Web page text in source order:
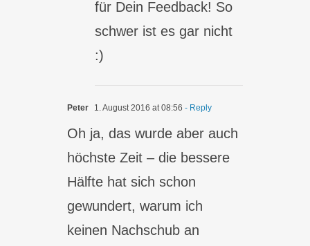
für Dein Feedback! So
schwer ist es gar nicht
:)
Peter 1. August 2016 at 08:56 - Reply
Oh ja, das wurde aber auch
höchste Zeit – die bessere
Hälfte hat sich schon
gewundert, warum ich
keinen Nachschub an